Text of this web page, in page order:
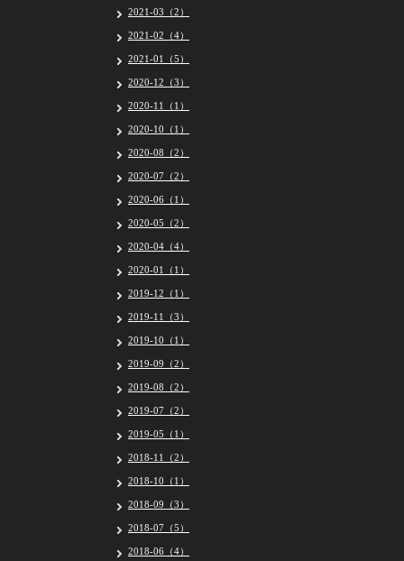
2021-03（2）
2021-02（4）
2021-01（5）
2020-12（3）
2020-11（1）
2020-10（1）
2020-08（2）
2020-07（2）
2020-06（1）
2020-05（2）
2020-04（4）
2020-01（1）
2019-12（1）
2019-11（3）
2019-10（1）
2019-09（2）
2019-08（2）
2019-07（2）
2019-05（1）
2018-11（2）
2018-10（1）
2018-09（3）
2018-07（5）
2018-06（4）